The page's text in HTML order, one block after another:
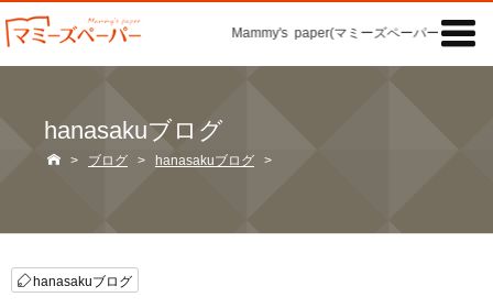
Mammy's paper(マミーズペーパー)の「記事

hanasakuブログ
 > ブログ > hanasakuブログ >
hanasakuブログ